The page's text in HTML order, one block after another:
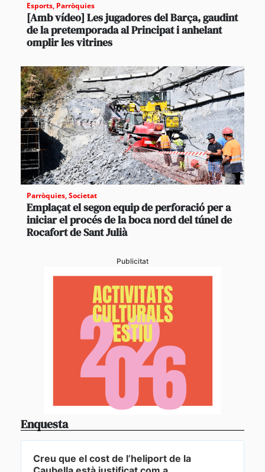
Esports, Parròquies
[Amb vídeo] Les jugadores del Barça, gaudint
de la pretemporada al Principat i anhelant
omplir les vitrines
Parròquies,Societat
Emplaçat el segon equip de perforació per a
iniciar el procés de la boca nord del túnel de
Rocafort de Sant Julià
Publicitat
Enquesta
Creu que el cost de l’heliport de la